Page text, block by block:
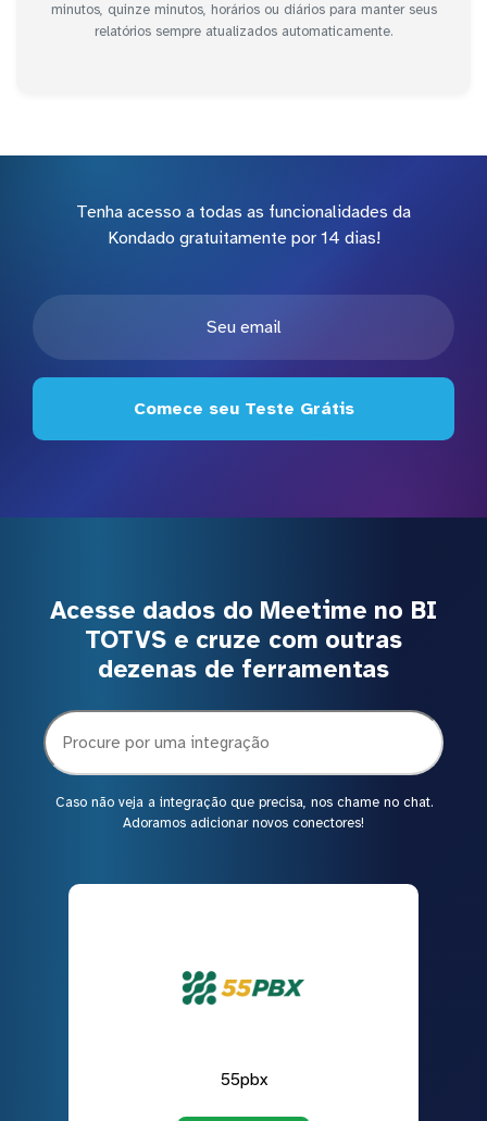
minutos, quinze minutos, horários ou diários para manter seus
relatórios sempre atualizados automaticamente.
Tenha acesso a todas as funcionalidades da
Kondado gratuitamente por 14 dias!
Comece seu Teste Grátis
Acesse dados do Meetime no BI
TOTVS e cruze com outras
dezenas de ferramentas
Caso não veja a integração que precisa, nos chame no chat.
Adoramos adicionar novos conectores!
55pbx